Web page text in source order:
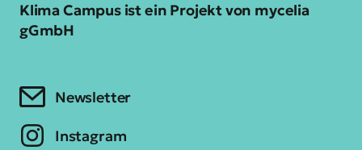
Klima Campus ist ein Projekt von mycelia
gGmbH
Newsletter
Instagram